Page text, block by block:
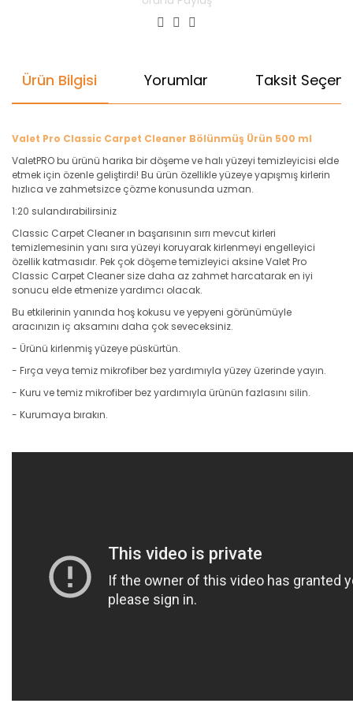
Ürün Bilgisi Yorumlar Taksit
Valet Pro Classic Carpet Cleaner Bölünmüş Ürün 500 ml
ValetPRO bu ürünü harika bir döşeme ve halı yüzeyi temizleyicisi elde
etmek için özenle geliştirdi! Bu ürün özellikle yüzeye yapışmış kirlerin
hızlıca ve zahmetsizce çözme konusunda uzman.
1:20 sulandırabilirsiniz
Classic Carpet Cleaner ın başarısının sırrı mevcut kirleri
temizlemesinin yanı sıra yüzeyi koruyarak kirlenmeyi engelleyici
özellik katmasıdır. Pek çok döşeme temizleyici aksine Valet Pro
Classic Carpet Cleaner size daha az zahmet harcatarak en iyi
sonucu elde etmenize yardımcı olacak.
Bu etkilerinin yanında hoş kokusu ve yepyeni görünümüyle
aracınızın iç aksamını daha çok seveceksiniz.
- Ürünü kirlenmiş yüzeye püskürtün.
- Fırça veya temiz mikrofiber bez yardımıyla yüzey üzerinde yayın.
- Kuru ve temiz mikrofiber bez yardımıyla ürünün fazlasını silin.
- Kurumaya bırakın.